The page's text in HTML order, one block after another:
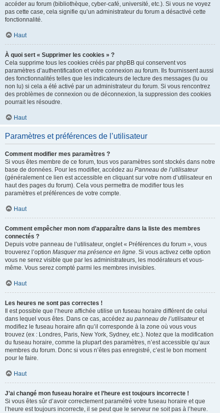
accéder au forum (bibliothèque, cyber-café, université, etc.). Si vous ne voyez
pas cette case, cela signifie qu’un administrateur du forum a désactivé cette
fonctionnalité.
Haut
À quoi sert « Supprimer les cookies » ?
Cela supprime tous les cookies créés par phpBB qui conservent vos
paramètres d’authentification et votre connexion au forum. Ils fournissent aussi
des fonctionnalités telles que les indicateurs de lecture des messages (lu ou
non lu) si cela a été activé par un administrateur du forum. Si vous rencontrez
des problèmes de connexion ou de déconnexion, la suppression des cookies
pourrait les résoudre.
Haut
Paramètres et préférences de l’utilisateur
Comment modifier mes paramètres ?
Si vous êtes membre de ce forum, tous vos paramètres sont stockés dans notre
base de données. Pour les modifier, accédez au Panneau de l’utilisateur
(généralement ce lien est accessible en cliquant sur votre nom d’utilisateur en
haut des pages du forum). Cela vous permettra de modifier tous les
paramètres et préférences de votre compte.
Haut
Comment empêcher mon nom d’apparaître dans la liste des membres
connectés ?
Depuis votre panneau de l’utilisateur, onglet « Préférences du forum », vous
trouverez l’option Masquer ma présence en ligne. Si vous activez cette option
vous ne serez visible que par les administrateurs, les modérateurs et vous-
même. Vous serez compté parmi les membres invisibles.
Haut
Les heures ne sont pas correctes !
Il est possible que l’heure affichée utilise un fuseau horaire différent de celui
dans lequel vous êtes. Dans ce cas, accédez au panneau de l’utilisateuret
modifiez le fuseau horaire afin qu’il corresponde à la zone où vous vous
trouvez (ex : Londres, Paris, New York, Sydney, etc.). Notez que la modification
du fuseau horaire, comme la plupart des paramètres, n’est accessible qu’aux
membres du forum. Donc si vous n’êtes pas enregistré, c’est le bon moment
pour le faire.
Haut
J’ai changé mon fuseau horaire et l’heure est toujours incorrecte !
Si vous êtes sûr d’avoir correctement paramétré votre fuseau horaire et que
l’heure est toujours incorrecte, il se peut que le serveur ne soit pas à l’heure.